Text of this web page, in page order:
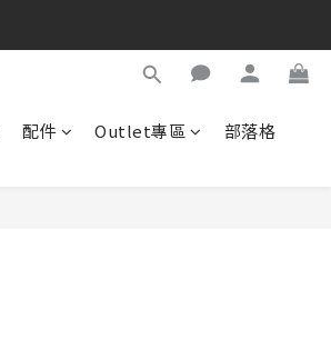
配件 Outlet專區 部落格